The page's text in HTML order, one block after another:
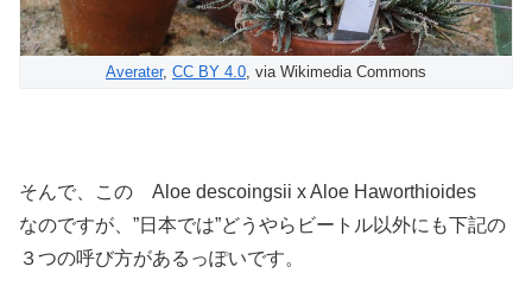
Averater, CC BY 4.0 , via Wikimedia Commons
そんで、この Aloe descoingsii x Aloe Haworthioides
なのですが、”日本では”どうやらビートル以外にも下記の
３つの呼び方があるっぽいです。